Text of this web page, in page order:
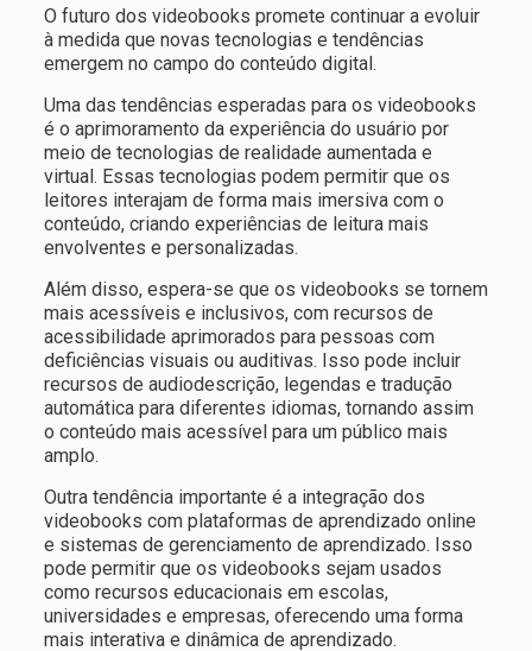
O futuro dos videobooks promete continuar a evoluir
à medida que novas tecnologias e tendências
emergem no campo do conteúdo digital.
Uma das tendências esperadas para os videobooks
é o aprimoramento da experiência do usuário por
meio de tecnologias de realidade aumentada e
virtual. Essas tecnologias podem permitir que os
leitores interajam de forma mais imersiva com o
conteúdo, criando experiências de leitura mais
envolventes e personalizadas.
Além disso, espera-se que os videobooks se tornem
mais acessíveis e inclusivos, com recursos de
acessibilidade aprimorados para pessoas com
deficiências visuais ou auditivas. Isso pode incluir
recursos de audiodescrição, legendas e tradução
automática para diferentes idiomas, tornando assim
o conteúdo mais acessível para um público mais
amplo.
Outra tendência importante é a integração dos
videobooks com plataformas de aprendizado online
e sistemas de gerenciamento de aprendizado. Isso
pode permitir que os videobooks sejam usados
como recursos educacionais em escolas,
universidades e empresas, oferecendo uma forma
mais interativa e dinâmica de aprendizado.